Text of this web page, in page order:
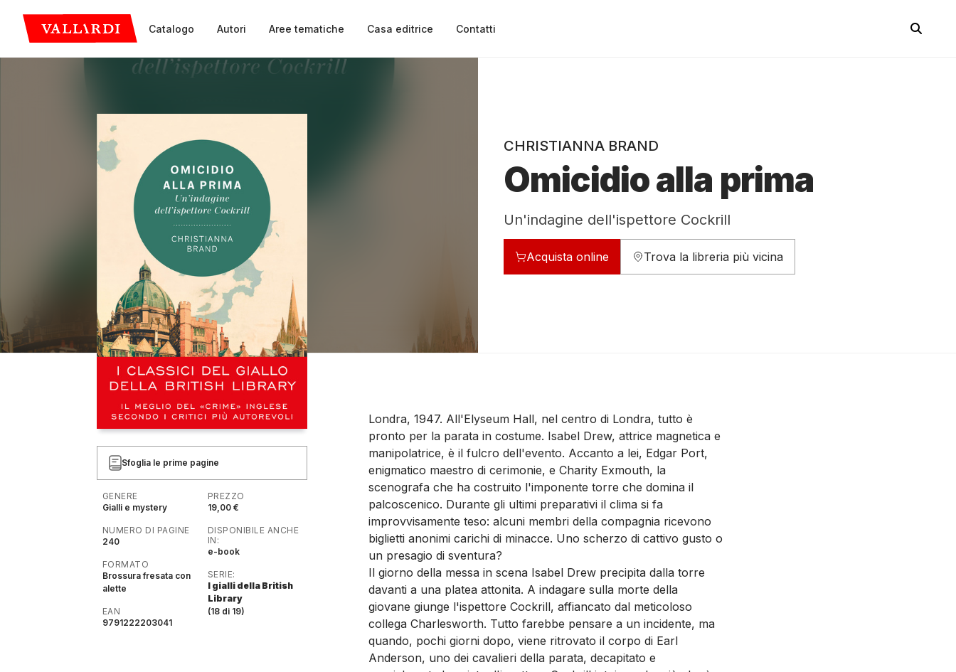
Catalogo Autori Aree tematiche Casa editrice Contatti
CHRISTIANNA BRAND
Omicidio alla prima
Un'indagine dell'ispettore Cockrill
Acquista online Trova la libreria più vicina
Sfoglia le prime pagine
GENERE
Gialli e mystery
NUMERO DI PAGINE
240
FORMATO
Brossura fresata con
alette
EAN
9791222203041
PREZZO
19,00 €
DISPONIBILE ANCHE
IN:
e-book
SERIE:
I gialli della British
Library
(18 di 19)
Londra, 1947. All'Elyseum Hall, nel centro di Londra, tutto è
pronto per la parata in costume. Isabel Drew, attrice magnetica e
manipolatrice, è il fulcro dell'evento. Accanto a lei, Edgar Port,
enigmatico maestro di cerimonie, e Charity Exmouth, la
scenografa che ha costruito l'imponente torre che domina il
palcoscenico. Durante gli ultimi preparativi il clima si fa
improvvisamente teso: alcuni membri della compagnia ricevono
biglietti anonimi carichi di minacce. Uno scherzo di cattivo gusto o
un presagio di sventura?
Il giorno della messa in scena Isabel Drew precipita dalla torre
davanti a una platea attonita. A indagare sulla morte della
giovane giunge l'ispettore Cockrill, affiancato dal meticoloso
collega Charlesworth. Tutto farebbe pensare a un incidente, ma
quando, pochi giorni dopo, viene ritrovato il corpo di Earl
Anderson, uno dei cavalieri della parata, decapitato e